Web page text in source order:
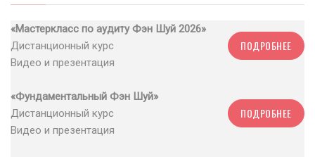
«Мастеркласс по аудиту Фэн Шуй 2026»
Дистанционный курс
Видео и презентация
ПОДРОБНЕЕ
«Фундаментальный Фэн Шуй»
Дистанционный курс
Видео и презентация
ПОДРОБНЕЕ